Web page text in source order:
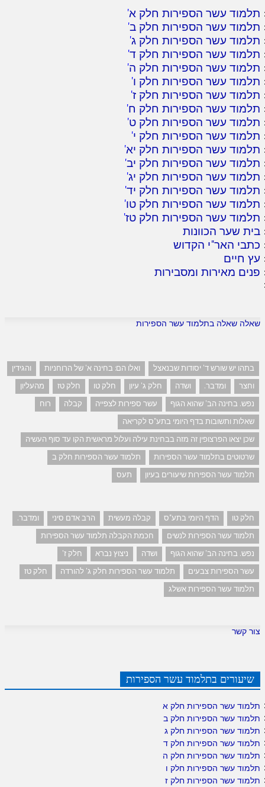
תלמוד עשר הספירות חלק א'
תלמוד עשר הספירות חלק ב'
תלמוד עשר הספירות חלק ג'
תלמוד עשר הספירות חלק ד'
תלמוד עשר הספירות חלק ה'
תלמוד עשר הספירות חלק ו'
תלמוד עשר הספירות חלק ז'
תלמוד עשר הספירות חלק ח'
תלמוד עשר הספירות חלק ט'
תלמוד עשר הספירות חלק י'
תלמוד עשר הספירות חלק יא'
תלמוד עשר הספירות חלק יב'
תלמוד עשר הספירות חלק יג'
תלמוד עשר הספירות חלק יד'
תלמוד עשר הספירות חלק טו'
תלמוד עשר הספירות חלק טז'
בית שער הכוונות
כתבי האר"י הקדוש
עץ חיים
פנים מאירות ומסבירות
שאלה שאלה בתלמוד עשר הספירות
בתהו יש שורש ד' יסודות שבנאצל ואלו הם: בחינה א' של הרוחניות
והגידין
וחצר
ומדבר. ושדה חלק ג' עיון חלק טו חלק טז
מהעליון
נפש. בחינה הב' שהוא הגוף
עשר ספירות לצפייה קבלה
רוח
שאלות ותשובות בדף היומי בתע"ס לקריאה
שכן יצאו הפרצופין זה מזה בבחינת עילה ועלול מראשית הקו עד סוף העשיה
שרטוטים בתלמוד עשר הספירות
תלמוד עשר הספירות חלק ב
תלמוד עשר הספירות שיעורים בעיון
תעס
חלק טו הדף היומי בתע"ס קבלה מעשית הרב אדם סיני
ומדבר.
תלמוד עשר הספירות לנשים
חכמת הקבלה תלמוד עשר הספירות
נפש. בחינה הב' שהוא הגוף
ושדה ניצוץ נברא
חלק ז'
עשר הספירות צבעים
תלמוד עשר הספירות חלק ג' להורדה
חלק טז
תלמוד עשר הספירות אשלג
צור קשר
שיעורים בתלמוד עשר הספירות
תלמוד עשר הספירות חלק א
תלמוד עשר הספירות חלק ב
תלמוד עשר הספירות חלק ג
תלמוד עשר הספירות חלק ד
תלמוד עשר הספירות חלק ה
תלמוד עשר הספירות חלק ו
תלמוד עשר הספירות חלק ז